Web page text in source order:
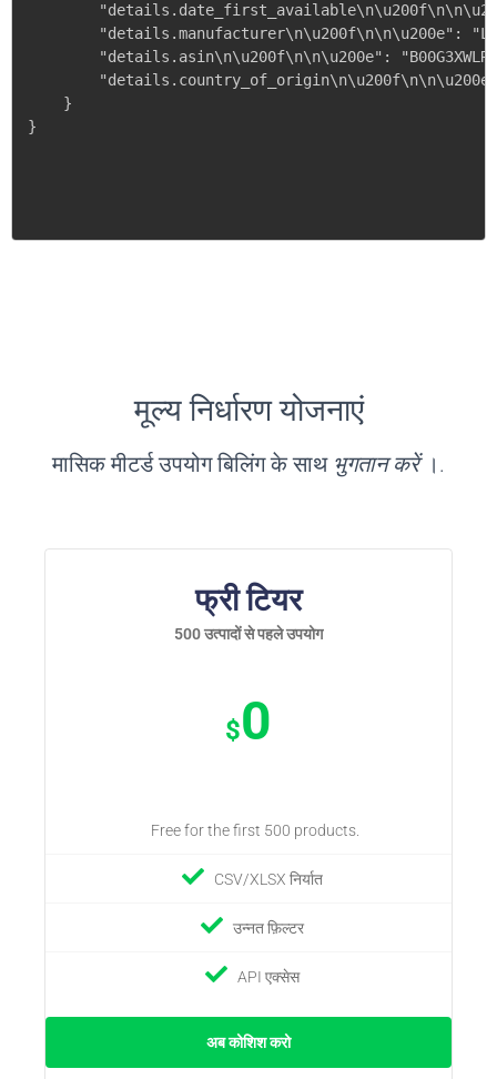
"details.manufacturer\n\u200f\n\n\u200e":
"details.asin\n\u200f\n\n\u200e":
    }
}
मूल्य निर्धारण योजनाएं
मासिक मीटर्ड उपयोग बिलिंग के साथ भुगतान करें।.
फ्री टियर
500 उत्पादों से पहले उपयोग
$0
Free for the first 500 products.
CSV/XLSX निर्यात
उन्नत फ़िल्टर
API एक्सेस
अब कोशिश करो